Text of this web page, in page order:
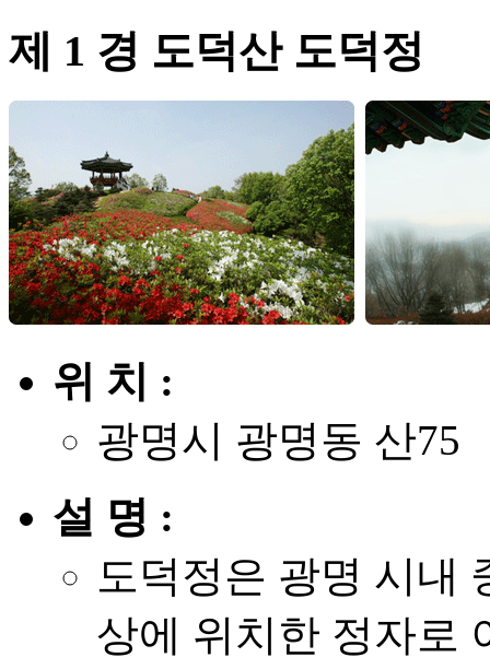
제 1 경 도덕산 도덕정
위 치 :
광명시 광명동 산75
설 명 :
도덕정은 광명 시내
상에 위치한 정자로